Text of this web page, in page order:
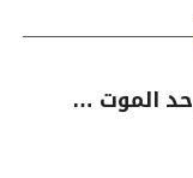
حد الموت …